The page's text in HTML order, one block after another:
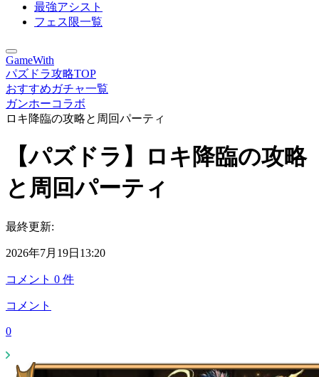
最強アシスト
フェス限一覧
GameWith
パズドラ攻略TOP
おすすめガチャ一覧
ガンホーコラボ
ロキ降臨の攻略と周回パーティ
【パズドラ】ロキ降臨の攻略
と周回パーティ
最終更新:
2026年7月19日13:20
コメント 0 件
コメント
0